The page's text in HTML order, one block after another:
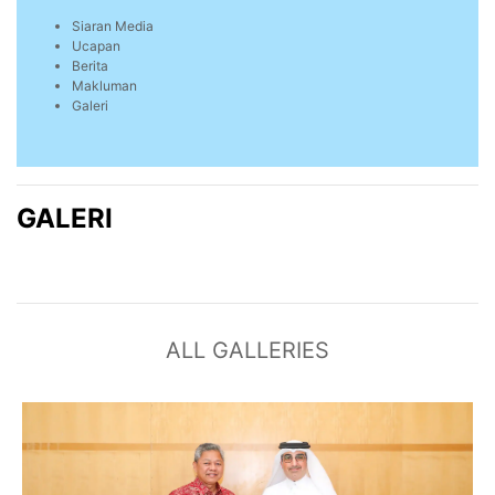
Siaran Media
Ucapan
Berita
Makluman
Galeri
GALERI
ALL GALLERIES